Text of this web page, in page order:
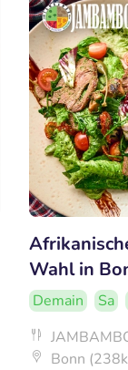
Wahl in
Demain Sa
Bonn